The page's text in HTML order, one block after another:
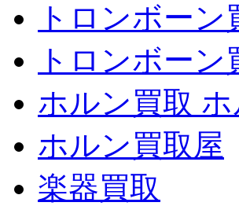
トロンボー
トロンボーン
ホルン買取
ホルン買取屋
楽器買取